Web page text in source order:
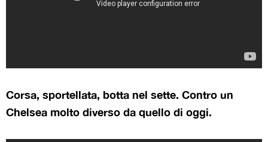
Corsa, sportellata, botta nel sette. Contro un
Chelsea molto diverso da quello di oggi.